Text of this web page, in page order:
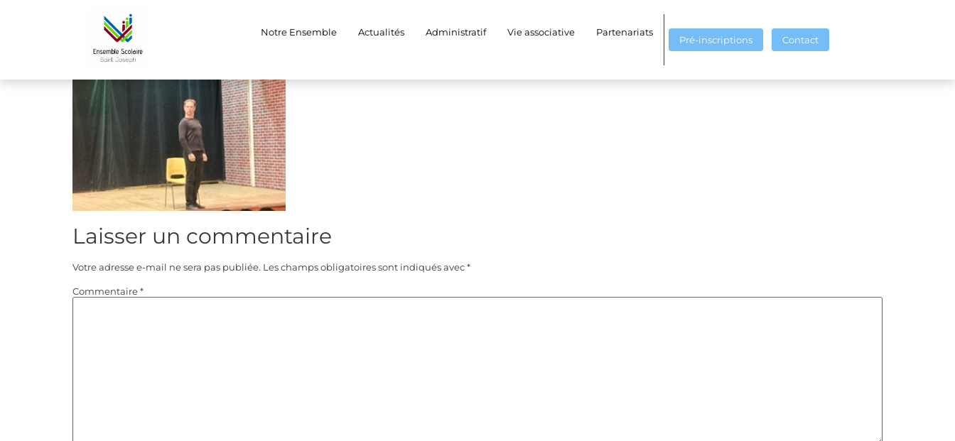
Notre Ensemble Actualités Administratif Vie associative Partenariats
Pré-inscriptions Contact
IMG_859711
Laisser un commentaire
Votre adresse e-mail ne sera pas publiée. Les champs obligatoires sont indiqués avec*
Commentaire*